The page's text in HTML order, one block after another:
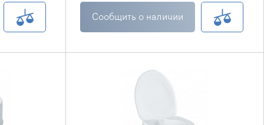
Сообщить о наличии